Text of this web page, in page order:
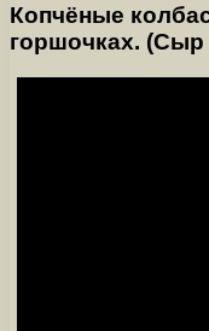
Копчёные
горшочках. (Сыр